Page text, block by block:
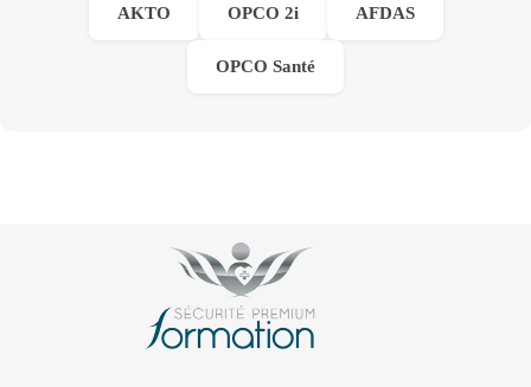
AKTO OPCO 2i AFDAS
OPCO Santé